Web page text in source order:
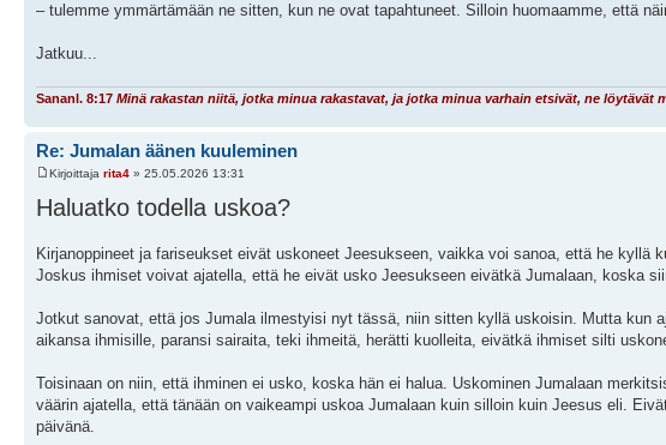
– tulemme ymmärtämään ne sitten, kun ne ovat tapahtuneet. Silloin huomaamme, että
Jatkuu...
Sananl. 8:17 Minä rakastan niitä, jotka minua rakastavat, ja jotka minua varhain etsivät, ne löytävät
Re: Jumalan äänen kuuleminen
Kirjoittaja rita4 » 25.05.2026 13:31
Haluatko todella uskoa?
Kirjanoppineet ja fariseukset eivät uskoneet Jeesukseen, vaikka voi sanoa, että he kyllä
Joskus ihmiset voivat ajatella, että he eivät usko Jeesukseen eivätkä Jumalaan, koska
Jotkut sanovat, että jos Jumala ilmestyisi nyt tässä, niin sitten kyllä uskoisin. Mutta kun
aikansa ihmisille, paransi sairaita, teki ihmeitä, herätti kuolleita, eivätkä ihmiset silti
Toisinaan on niin, että ihminen ei usko, koska hän ei halua. Uskominen Jumalaan
väärin ajatella, että tänään on vaikeampi uskoa Jumalaan kuin silloin kuin Jeesus eli.
päivänä.